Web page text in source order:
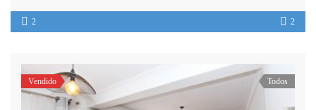
2 2
Vendido Todos